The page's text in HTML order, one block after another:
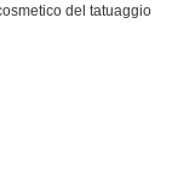
del tatuaggio